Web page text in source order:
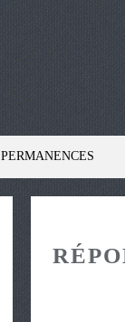
PERMANENCES